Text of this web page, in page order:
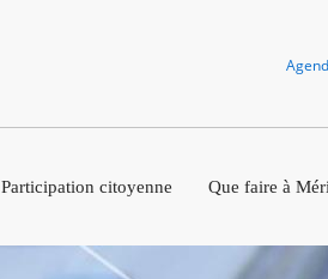
Participation citoyenne Que faire à